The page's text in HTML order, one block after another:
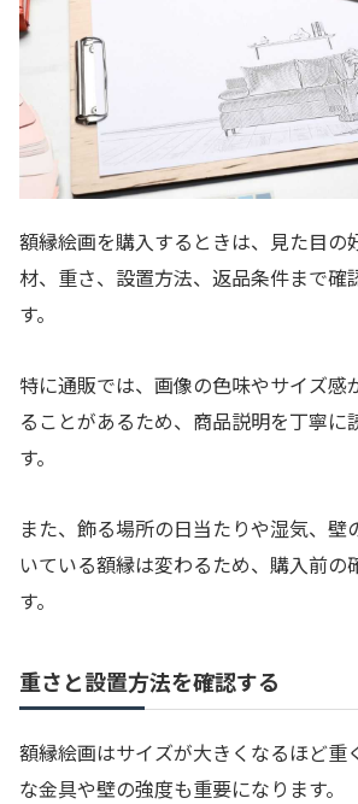
額縁絵画を購入するときは、見た目の
材、重さ、設置方法、返品条件まで確
す。
特に通販では、画像の色味やサイズ感
ることがあるため、商品説明を丁寧に
す。
また、飾る場所の日当たりや湿気、壁
いている額縁は変わるため、購入前の
す。
重さと設置方法を確認する
額縁絵画はサイズが大きくなるほど重
な金具や壁の強度も重要になります。